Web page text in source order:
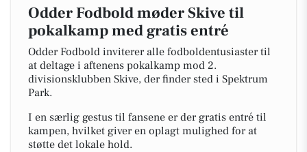
Odder Fodbold møder Skive til
pokalkamp med gratis entré
Odder Fodbold inviterer alle fodboldentusiaster til
at deltage i aftenens pokalkamp mod 2.
divisionsklubben Skive, der finder sted i Spektrum
Park.
I en særlig gestus til fansene er der gratis entré til
kampen, hvilket giver en oplagt mulighed for at
støtte det lokale hold.